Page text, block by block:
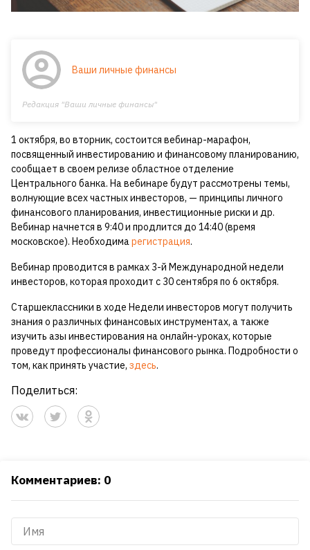
Ваши личные финансы
Редакция "Ваши личные финансы"
1 октября, во вторник, состоится вебинар-марафон,
посвященный инвестированию и финансовому планированию,
сообщает в своем релизе областное отделение
Центрального банка. На вебинаре будут рассмотрены темы,
волнующие всех частных инвесторов, — принципы личного
финансового планирования, инвестиционные риски и др.
Вебинар начнется в 9:40 и продлится до 14:40 (время
московское). Необходимарегистрация.
Вебинар проводится в рамках 3-й Международной недели
инвесторов, которая проходит с 30 сентября по 6 октября.
Старшеклассники в ходе Недели инвесторов могут получить
знания о различных финансовых инструментах, а также
изучить азы инвестирования на онлайн-уроках, которые
проведут профессионалы финансового рынка. Подробности о
том, как принять участие, здесь.
Поделиться:
Комментариев: 0